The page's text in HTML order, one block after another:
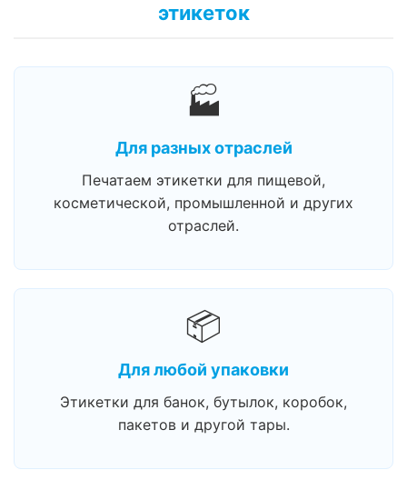
этикеток
🏭
Для разных отраслей
Печатаем этикетки для пищевой,
косметической, промышленной и других
отраслей.
📦
Для любой упаковки
Этикетки для банок, бутылок, коробок,
пакетов и другой тары.